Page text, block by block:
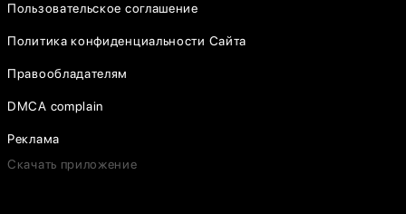
Пользовательское соглашение
Политика конфиденциальности Сайта
Правообладателям
DMCA complain
Реклама
Скачать приложение